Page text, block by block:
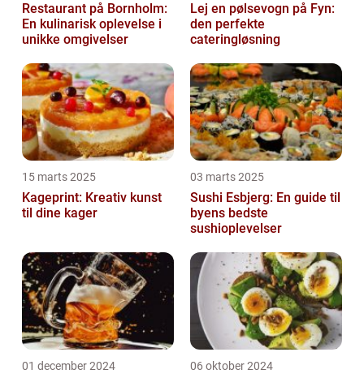
Restaurant på Bornholm:
En kulinarisk oplevelse i
unikke omgivelser
Lej en pølsevogn på Fyn:
den perfekte
cateringløsning
15 marts 2025
Kageprint: Kreativ kunst
til dine kager
03 marts 2025
Sushi Esbjerg: En guide til
byens bedste
sushioplevelser
01 december 2024 06 oktober 2024